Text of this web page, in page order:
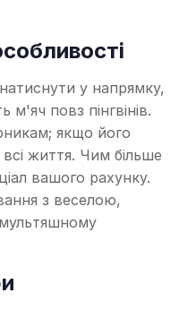
у напрямку,
м'яч повз пінгвінів.
якщо його
життя. Чим більше
вашого рахунку.
з веселою,